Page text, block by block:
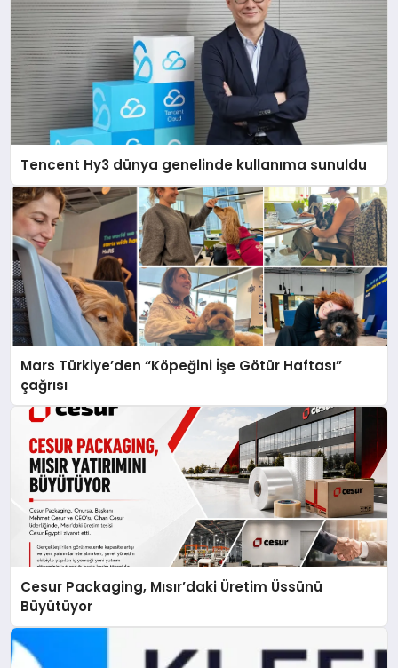
Tencent Hy3 dünya genelinde kullanıma sunuldu
Mars Türkiye’den “Köpeğini İşe Götür Haftası”
çağrısı
Cesur Packaging, Mısır’daki Üretim Üssünü
Büyütüyor